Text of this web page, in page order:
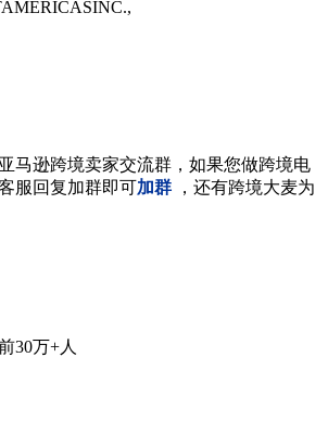
马逊跨境卖家交流群，如果您做跨境电
服回复加群即可加群
，还有跨境大麦为
30万+人